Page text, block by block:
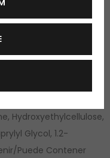
Cerifera
Hydroxyethylcellulose,
Glycol, 1.2-
Puede Contener